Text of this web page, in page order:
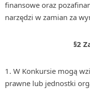
finansowe oraz
narzędzi w zamian za
§2
W Konkursie mogą
prawne lub jednostki